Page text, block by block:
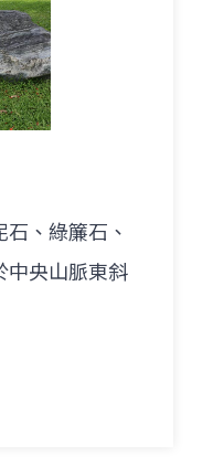
、綠簾石、
中央山脈東斜